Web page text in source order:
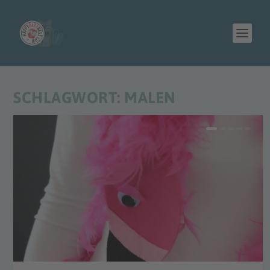
SCHLAGWORT: MALEN